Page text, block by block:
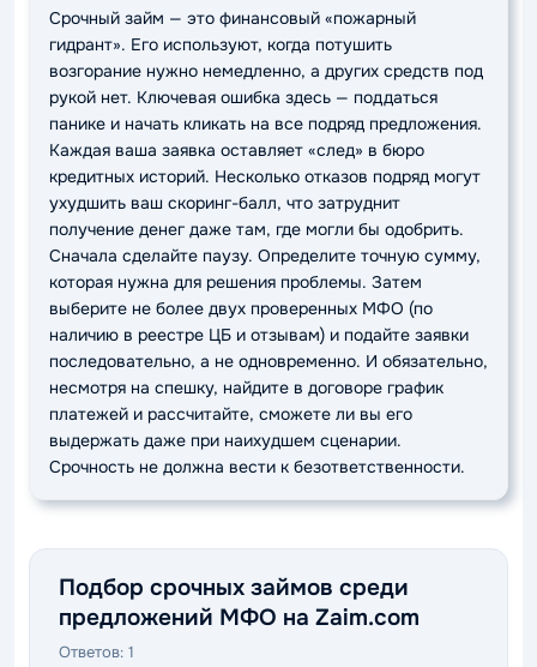
Срочный займ — это финансовый «пожарный
гидрант». Его используют, когда потушить
возгорание нужно немедленно, а других средств под
рукой нет. Ключевая ошибка здесь — поддаться
панике и начать кликать на все подряд предложения.
Каждая ваша заявка оставляет «след» в бюро
кредитных историй. Несколько отказов подряд могут
ухудшить ваш скоринг-балл, что затруднит
получение денег даже там, где могли бы одобрить.
Сначала сделайте паузу. Определите точную сумму,
которая нужна для решения проблемы. Затем
выберите не более двух проверенных МФО (по
наличию в реестре ЦБ и отзывам) и подайте заявки
последовательно, а не одновременно. И обязательно,
несмотря на спешку, найдите в договоре график
платежей и рассчитайте, сможете ли вы его
выдержать даже при наихудшем сценарии.
Срочность не должна вести к безответственности.
Подбор срочных займов среди
предложений МФО на Zaim.com
Ответов: 1